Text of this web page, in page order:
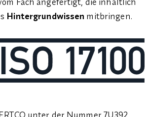
Hintergrundwissen mitbringen.